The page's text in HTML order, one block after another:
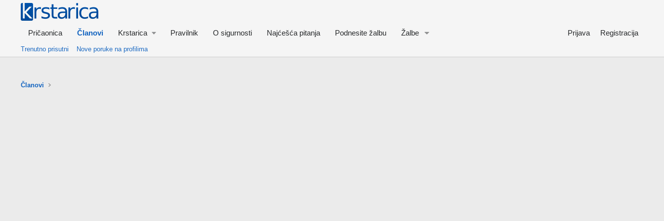
Pričaonica Članovi Krstarica Pravilnik O sigurnosti Najćešća pitanja Podnesite žalbu Žalbe Prijava Registracija
Trenutno prisutni Nove poruke na profilima
Članovi